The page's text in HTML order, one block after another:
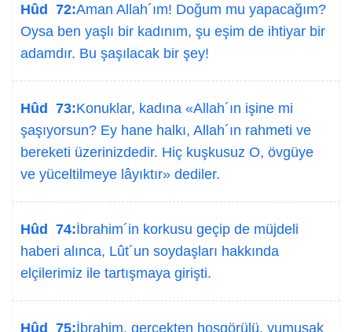
Hûd 72:Aman Allah´ım! Doğum mu yapacağım?
Oysa ben yaşlı bir kadınım, şu eşim de ihtiyar bir
adamdır. Bu şaşılacak bir şey!
Hûd 73:Konuklar, kadına «Allah´ın işine mi
şaşıyorsun? Ey hane halkı, Allah´ın rahmeti ve
bereketi üzerinizdedir. Hiç kuşkusuz O, övgüye
ve yüceltilmeye lâyıktır» dediler.
Hûd 74:İbrahim´in korkusu geçip de müjdeli
haberi alınca, Lût´un soydaşları hakkında
elçilerimiz ile tartışmaya girişti.
Hûd 75:İbrahim, gerçekten hoşgörülü, yumuşak